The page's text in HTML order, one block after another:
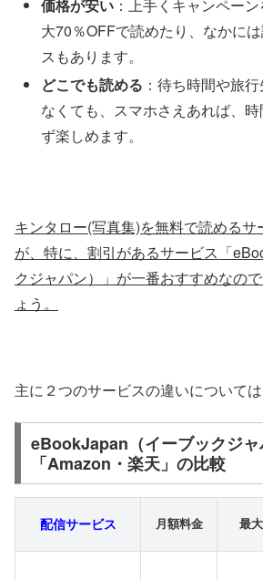
価格が安い ：上手くキャンペー
大70％OFFで読めたり、なかに
スもあります。
どこでも読める ：待ち時間や旅
なくても、スマホさえあれば、
ず楽しめます。
キンタロー(写真集)を無料で読める
が、特に、割引があるサービス「
クジャパン）」が一番おすすめなの
ょう。
主に２つのサービスの違いについては
eBookJapan（イーブックジャ
「Amazon・楽天」の比較
配信サービス 月額料金 最